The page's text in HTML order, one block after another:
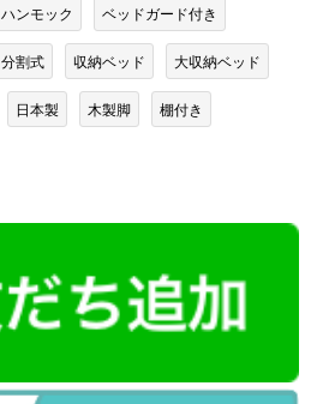
ハンモック ベッドガード付き
分割式 収納ベッド 大収納ベッド
日本製 木製脚 棚付き